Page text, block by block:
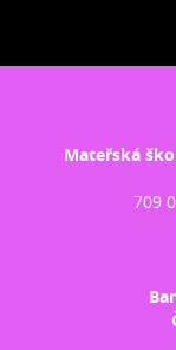
Mateřská
709